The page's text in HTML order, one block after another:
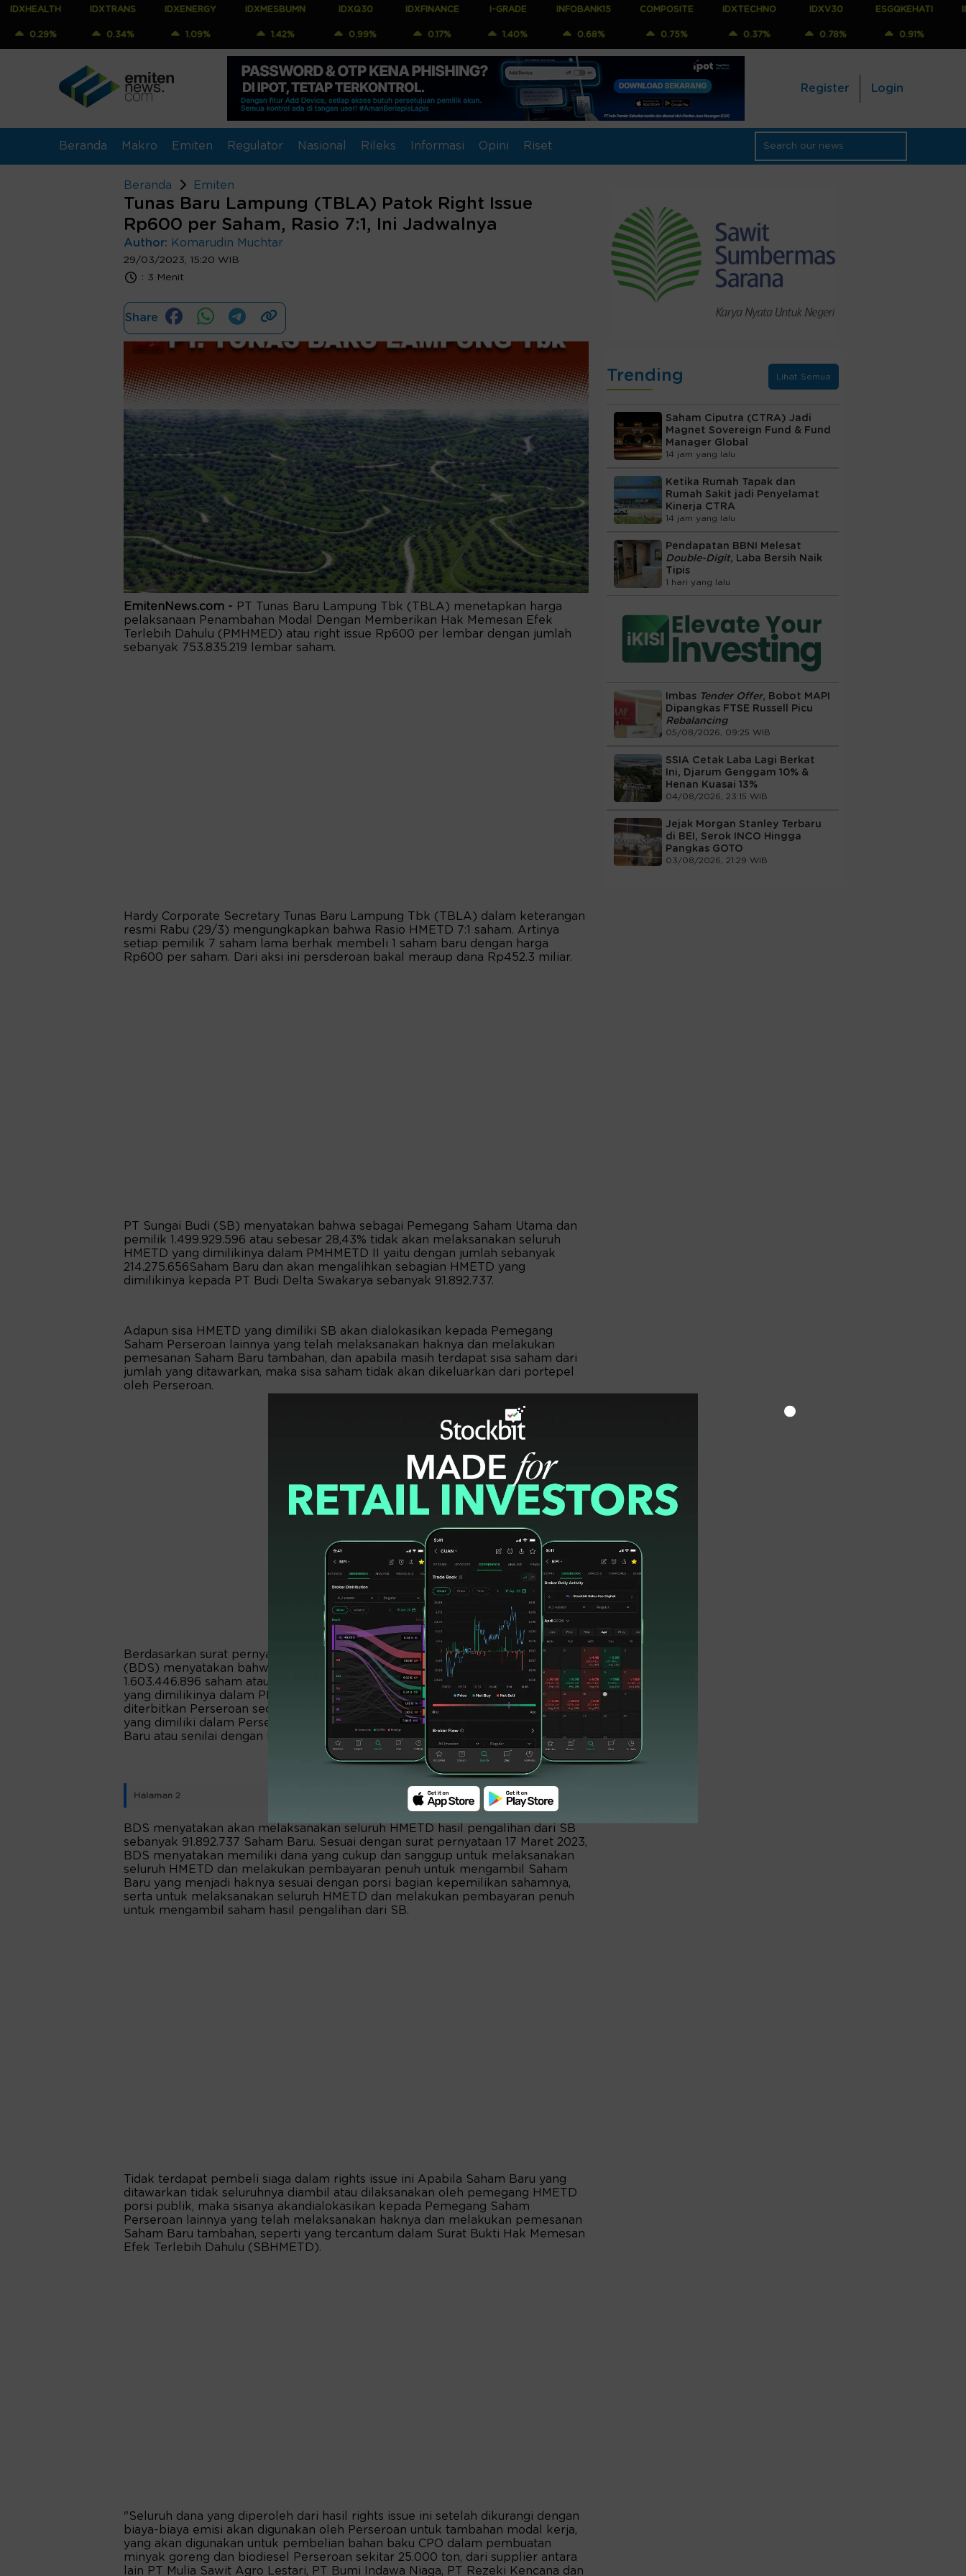
IDXTRANS
0.34%
IDXENERGY
1.09%
IDXMESBUMN IDXQ30
0.99%
IDXFINANCE
0.17%
I-GRADE
1.40%
INFOBANK15
0.68%
COMPOSITE
0.75%
IDXTECHNO
0.37%
IDXV30
0.78%
ESGQKEHATI
0.91%
IDXNONCYC
Register Login
Beranda Makro Emiten Regulator Nasional Rileks Informasi Opini Riset
Beranda Emiten
Tunas Baru Lampung (TBLA) Patok Right Issue
Rp600 per Saham, Rasio 7:1, Ini Jadwalnya
Author: Komarudin Muchtar
29/03/2023, 15:20 WIB
: 3 Menit
Share
EmitenNews.com - PT Tunas Baru Lampung Tbk (TBLA) menetapkan harga
pelaksanaan Penambahan Modal Dengan Memberikan Hak Memesan Efek
Terlebih Dahulu (PMHMED) atau right issue Rp600 per lembar dengan jumlah
sebanyak 753.835.219 lembar saham.
Hardy Corporate Secretary Tunas Baru Lampung Tbk (TBLA) dalam keterangan
resmi Rabu (29/3) mengungkapkan bahwa Rasio HMETD 7:1 saham. Artinya
setiap pemilik 7 saham lama berhak membeli 1 saham baru dengan harga
Rp600 per saham. Dari aksi ini persderoan bakal meraup dana Rp452.3 miliar.
PT Sungai Budi (SB) menyatakan bahwa sebagai Pemegang Saham Utama dan
pemilik 1.499.929.596 atau sebesar 28,43% tidak akan melaksanakan seluruh
HMETD yang dimilikinya dalam PMHMETD II yaitu dengan jumlah sebanyak
214.275.656Saham Baru dan akan mengalihkan sebagian HMETD yang
dimilikinya kepada PT Budi Delta Swakarya sebanyak 91.892.737.
Adapun sisa HMETD yang dimiliki SB akan dialokasikan kepada Pemegang
Saham Perseroan lainnya yang telah melaksanakan haknya dan melakukan
pemesanan Saham Baru tambahan, dan apabila masih terdapat sisa saham dari
jumlah yang ditawarkan, maka sisa saham tidak akan dikeluarkan dari portepel
oleh Perseroan.
Berdasarkan surat pernyataan tanggal 17 Maret 2023, PT Budi Delta Swakarya
(BDS) menyatakan bahwa sebagai Pemegang Saham Utama dan pemilik
1.603.446.896 saham atau sebesar 30,39% akan melaksanakan seluruh HMETD
yang dimilikinya dalam PMHMETD II untuk membeli Saham Baru yang akan
diterbitkan Perseroan secara proporsional sesuai dengan persentase saham
yang dimiliki dalam Perseroan yaitu dengan jumlah sebanyak 229.063.842 Saham
Baru atau senilai dengan Rp137,4 miliar.
Halaman 2
BDS menyatakan akan melaksanakan seluruh HMETD hasil pengalihan dari SB
sebanyak 91.892.737 Saham Baru. Sesuai dengan surat pernyataan 17 Maret 2023,
BDS menyatakan memiliki dana yang cukup dan sanggup untuk melaksanakan
seluruh HMETD dan melakukan pembayaran penuh untuk mengambil Saham
Baru yang menjadi haknya sesuai dengan porsi bagian kepemilikan sahamnya,
serta untuk melaksanakan seluruh HMETD dan melakukan pembayaran penuh
untuk mengambil saham hasil pengalihan dari SB.
Tidak terdapat pembeli siaga dalam rights issue ini Apabila Saham Baru yang
ditawarkan tidak seluruhnya diambil atau dilaksanakan oleh pemegang HMETD
porsi publik, maka sisanya akandialokasikan kepada Pemegang Saham
Perseroan lainnya yang telah melaksanakan haknya dan melakukan pemesanan
Saham Baru tambahan, seperti yang tercantum dalam Surat Bukti Hak Memesan
Efek Terlebih Dahulu (SBHMETD).
"Seluruh dana yang diperoleh dari hasil rights issue ini setelah dikurangi dengan
biaya-biaya emisi akan digunakan oleh Perseroan untuk tambahan modal kerja,
yang akan digunakan untuk pembelian bahan baku CPO dalam pembuatan
minyak goreng dan biodiesel Perseroan sekitar 25.000 ton, dari supplier antara
lain PT Mulia Sawit Agro Lestari, PT Bumi Indawa Niaga, PT Rezeki Kencana dan
Trending Lihat Semua
Saham Ciputra (CTRA) Jadi
Magnet Sovereign Fund & Fund
Manager Global
14 jam yang lalu
Ketika Rumah Tapak dan
Rumah Sakit jadi Penyelamat
Kinerja CTRA
14 jam yang lalu
Pendapatan BBNI Melesat
Double-Digit, Laba Bersih Naik
Tipis
1 hari yang lalu
Imbas Tender Offer, Bobot MAPI
Dipangkas FTSE Russell Picu
Rebalancing
05/08/2026, 09:25 WIB
SSIA Cetak Laba Lagi Berkat
Ini, Djarum Genggam 10% &
Henan Kuasai 13%
04/08/2026, 23:15 WIB
Jejak Morgan Stanley Terbaru
di BEI, Serok INCO Hingga
Pangkas GOTO
03/08/2026, 21:29 WIB